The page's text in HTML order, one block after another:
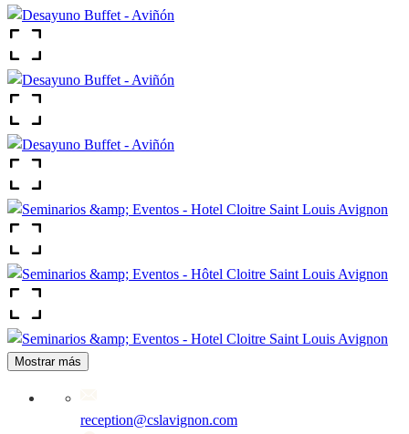
Mostrar más
reception@cslavignon.com